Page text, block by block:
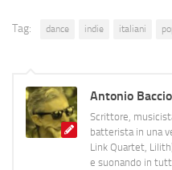
Tag: dance indie italiani
Antonio
Scrittore,
batterista in una
Link Quartet,
e suonando in